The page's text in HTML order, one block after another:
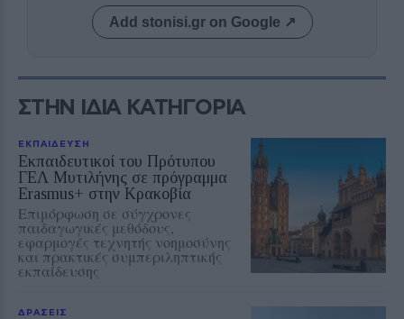
Add stonisi.gr on Google ↗
ΣΤΗΝ ΙΔΙΑ ΚΑΤΗΓΟΡΙΑ
ΕΚΠΑΙΔΕΥΣΗ
Εκπαιδευτικοί του Πρότυπου
ΓΕΛ Μυτιλήνης σε πρόγραμμα
Erasmus+ στην Κρακοβία
Επιμόρφωση σε σύγχρονες
παιδαγωγικές μεθόδους,
εφαρμογές τεχνητής νοημοσύνης
και πρακτικές συμπεριληπτικής
εκπαίδευσης
ΔΡΑΣΕΙΣ